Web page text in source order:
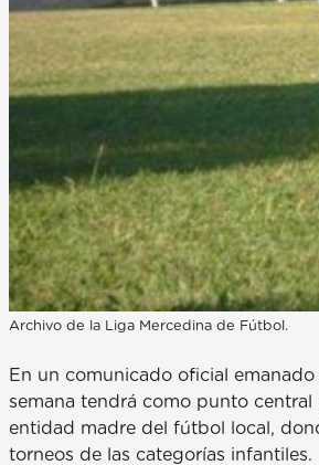
Archivo de la Liga Mercedina de Fútbol.
En un comunicado oficial
semana tendrá como punto
entidad madre del fútbol local,
torneos de las categorías infantiles.